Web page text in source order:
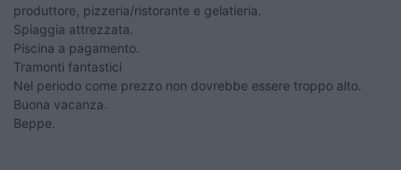
produttore, pizzeria/ristorante e gelatieria.
Spiaggia attrezzata.
Piscina a pagamento.
Tramonti fantastici
Nel periodo come prezzo non dovrebbe essere troppo alto.
Buona vacanza.
Beppe.